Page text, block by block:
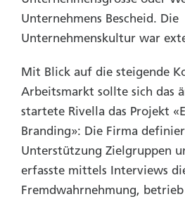
Unternehmens Bescheid. Die
Unternehmenskultur war
Mit Blick auf die steigende
Arbeitsmarkt sollte sich das
startete Rivella das Projekt
Branding»: Die Firma
Unterstützung Zielgruppen
erfasste mittels Interviews
Fremdwahrnehmung,